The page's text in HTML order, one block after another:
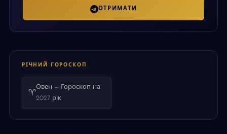
ОТРИМАТИ
РІЧНИЙ ГОРОСКОП
♈
Овен — Гороскоп на
2027 рік